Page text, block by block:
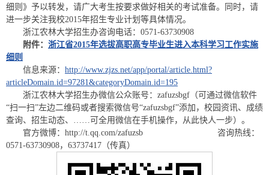
细则》予以转发，请广大考生按要求做好相关的考试准备。同时，请
进一步关注我校2015年招生专业计划等具体情况。
浙江农林大学招生办咨询电话：0571-63730908
附件： 浙江省2015年选拔高职高专毕业生进入本科学习工作实施
细则
信息来源： http://www.zjzs.net/app/portal/article.html?
articleDomain.id=97281&categoryDomain.id=195
浙江农林大学招生办微信公众账号：zafuzsbgf（可通过微信软件
“扫一扫”左边二维码或者搜索微信号“zafuzsbgf”添加，校园资讯、成绩
查询、招生动态、……可全用微信在手机操作，从此快人一步）。
官方微博：http://t.qq.com/zafuzsb 咨询热线：
0571-63730908，63737417（传真）